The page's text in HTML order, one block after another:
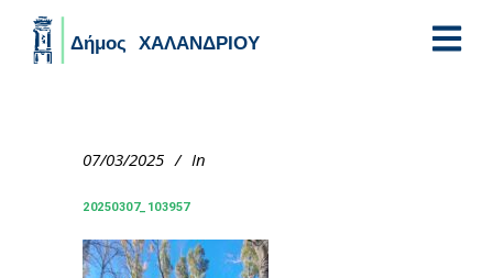
07/03/2025 In
20250307_103957